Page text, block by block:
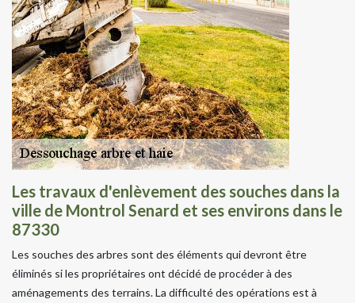
Les travaux d'enlèvement des souches dans la
ville de Montrol Senard et ses environs dans le
87330
Les souches des arbres sont des éléments qui devront être
éliminés si les propriétaires ont décidé de procéder à des
aménagements des terrains. La difficulté des opérations est à